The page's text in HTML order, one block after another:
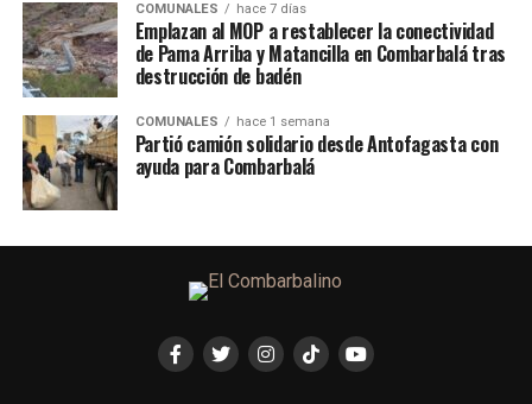
COMUNALES hace 7 días
Emplazan al MOP a restablecer la conectividad
de Pama Arriba y Matancilla en Combarbalá tras
destrucción de badén
COMUNALES hace 1 semana
Partió camión solidario desde Antofagasta con
ayuda para Combarbalá